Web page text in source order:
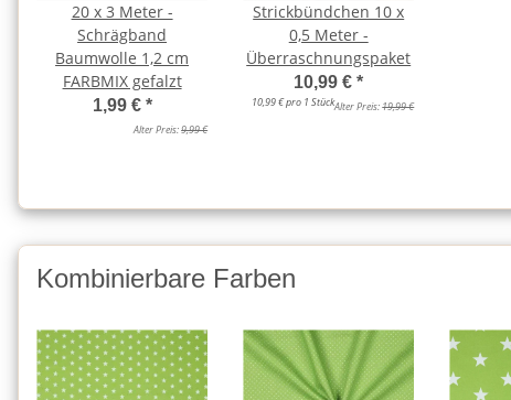
20 x 3 Meter -
Schrägband
Baumwolle 1,2 cm
FARBMIX gefalzt
1,99 € *
Alter Preis:9,99 €
Strickbündchen 10 x
0,5 Meter -
Überraschnungspaket
10,99 €*
10,99 € pro 1 StückAlter Preis:19,99 €
Kombinierbare Farben